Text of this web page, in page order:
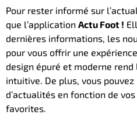
Pour rester informé sur
que l’application Actu Foot !
dernières informations, les
pour vous offrir une
design épuré et moderne
intuitive. De plus, vous
d’actualités en fonction de
favorites.